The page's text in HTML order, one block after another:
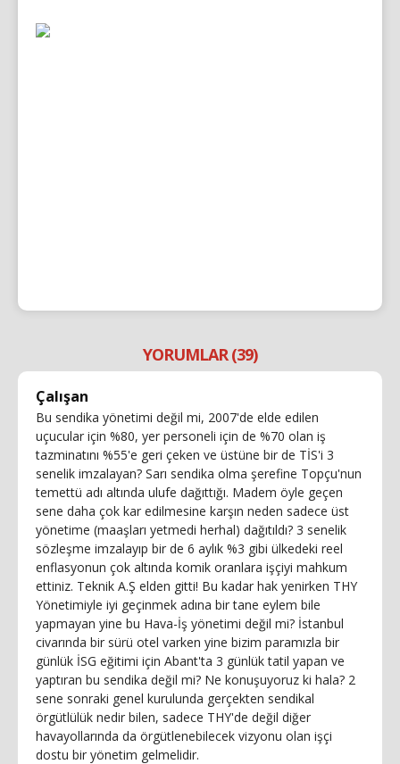
YORUMLAR (39)
Çalışan
Bu sendika yönetimi değil mi, 2007'de elde edilen
uçucular için %80, yer personeli için de %70 olan iş
tazminatını %55'e geri çeken ve üstüne bir de TİS'i 3
senelik imzalayan? Sarı sendika olma şerefine Topçu'nun
temettü adı altında ulufe dağıttığı. Madem öyle geçen
sene daha çok kar edilmesine karşın neden sadece üst
yönetime (maaşları yetmedi herhal) dağıtıldı? 3 senelik
sözleşme imzalayıp bir de 6 aylık %3 gibi ülkedeki reel
enflasyonun çok altında komik oranlara işçiyi mahkum
ettiniz. Teknik A.Ş elden gitti! Bu kadar hak yenirken THY
Yönetimiyle iyi geçinmek adına bir tane eylem bile
yapmayan yine bu Hava-İş yönetimi değil mi? İstanbul
civarında bir sürü otel varken yine bizim paramızla bir
günlük İSG eğitimi için Abant'ta 3 günlük tatil yapan ve
yaptıran bu sendika değil mi? Ne konuşuyoruz ki hala? 2
sene sonraki genel kurulunda gerçekten sendikal
örgütlülük nedir bilen, sadece THY'de değil diğer
havayollarında da örgütlenebilecek vizyonu olan işçi
dostu bir yönetim gelmelidir.